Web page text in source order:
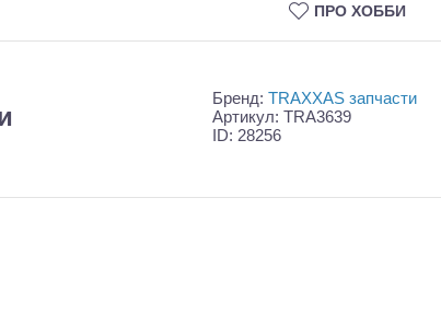
ПРО ХОББИ
Шорт-корсы
Бренд: TRAXXAS запчасти
Артикул: TRA3639
ID: 28256